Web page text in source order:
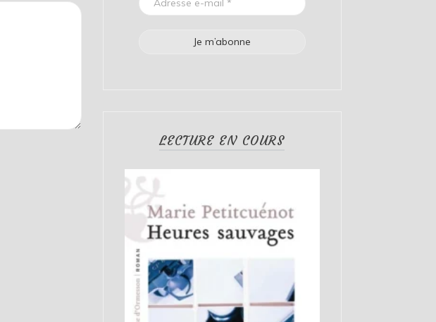
LECTURE EN COURS